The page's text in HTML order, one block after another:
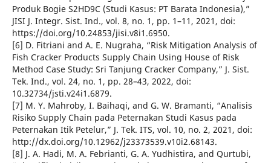
Produk Bogie S2HD9C (Studi Kasus: PT Barata Indonesia),”
JISI J. Integr. Sist. Ind., vol. 8, no. 1, pp. 1–11, 2021, doi:
https://doi.org/10.24853/jisi.v8i1.6950.
[6] D. Fitriani and A. E. Nugraha, “Risk Mitigation Analysis of
Fish Cracker Products Supply Chain Using House of Risk
Method Case Study: Sri Tanjung Cracker Company,” J. Sist.
Tek. Ind., vol. 24, no. 1, pp. 28–43, 2022, doi:
10.32734/jsti.v24i1.6879.
[7] M. Y. Mahroby, I. Baihaqi, and G. W. Bramanti, “Analisis
Risiko Supply Chain pada Peternakan Studi Kasus pada
Peternakan Itik Petelur,” J. Tek. ITS, vol. 10, no. 2, 2021, doi:
http://dx.doi.org/10.12962/j23373539.v10i2.68143.
[8] J. A. Hadi, M. A. Febrianti, G. A. Yudhistira, and Qurtubi,